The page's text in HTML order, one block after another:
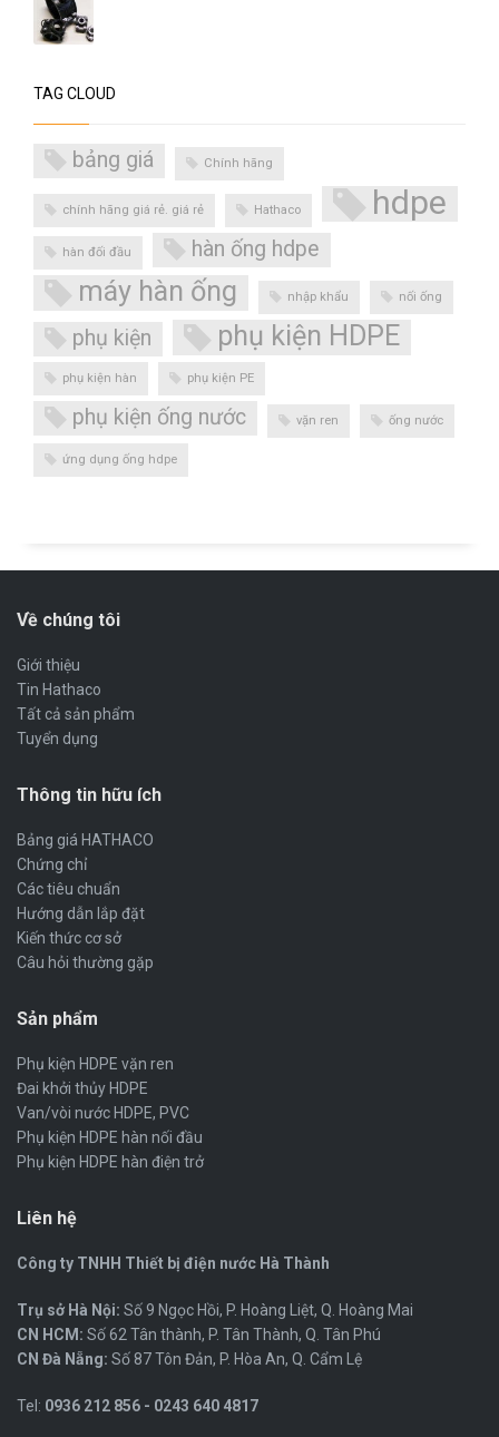
TAG CLOUD
bảng giá Chính hãng
chính hãng giá rẻ. giá rẻ Hathaco hdpe
hàn đối đầu hàn ống hdpe
máy hàn ống nhập khẩu nối ống
phụ kiện phụ kiện HDPE
phụ kiện hàn phụ kiện PE
phụ kiện ống nước vặn ren ống nước
ứng dụng ống hdpe
Về chúng tôi
Giới thiệu
Tin Hathaco
Tất cả sản phẩm
Tuyển dụng
Thông tin hữu ích
Bảng giá HATHACO
Chứng chỉ
Các tiêu chuẩn
Hướng dẫn lắp đặt
Kiến thức cơ sở
Câu hỏi thường gặp
Sản phẩm
Phụ kiện HDPE vặn ren
Đai khởi thủy HDPE
Van/vòi nước HDPE, PVC
Phụ kiện HDPE hàn nối đầu
Phụ kiện HDPE hàn điện trở
Liên hệ
Công ty TNHH Thiết bị điện nước Hà Thành
Trụ sở Hà Nội: Số 9 Ngọc Hồi, P. Hoàng Liệt, Q. Hoàng Mai
CN HCM: Số 62 Tân thành, P. Tân Thành, Q. Tân Phú
CN Đà Nẵng: Số 87 Tôn Đản, P. Hòa An, Q. Cẩm Lệ
Tel: 0936 212 856 - 0243 640 4817